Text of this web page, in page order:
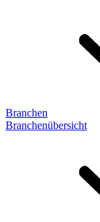
Branchen
Branchenübersicht